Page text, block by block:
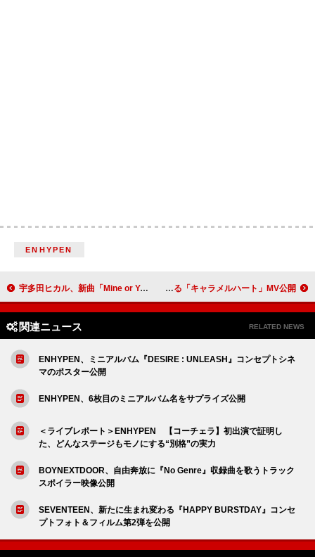
ENHYPEN
宇多田ヒカル、新曲「Mine or Yours」MV＆ビハインド映像を公開 超特急の“平均顔”巨人が誕生、恋に溶け落ちる「キャラメルハート」MV公開
関連ニュース RELATED NEWS
ENHYPEN、ミニアルバム『DESIRE : UNLEASH』コンセプトシネ
マのポスター公開
ENHYPEN、6枚目のミニアルバム名をサプライズ公開
＜ライブレポート＞ENHYPEN 【コーチェラ】初出演で証明し
た、どんなステージもモノにする“別格”の実力
BOYNEXTDOOR、自由奔放に『No Genre』収録曲を歌うトラック
スポイラー映像公開
SEVENTEEN、新たに生まれ変わる『HAPPY BURSTDAY』コンセ
プトフォト＆フィルム第2弾を公開